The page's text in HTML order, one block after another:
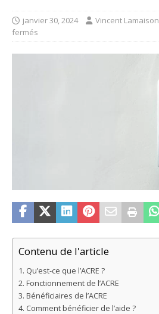
janvier 30, 2024 Vincent Lamaison
fermés
Contenu de l'article
Qu’est-ce que l’ACRE ?
Fonctionnement de l’ACRE
Bénéficiaires de l’ACRE
Comment bénéficier de l’aide ?